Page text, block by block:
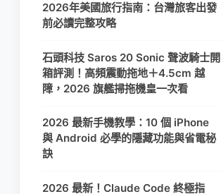
2026年美國旅行指南：台灣旅客出發
前必讀完整攻略
石頭科技 Saros 20 Sonic 聲波騎士開
箱評測！高頻震動拖地＋4.5cm 越
障，2026 旗艦掃拖機皇一次看
2026 最新手機教學：10 個 iPhone
與 Android 必學的隱藏功能與省電秘
訣
2026 最新！Claude Code 終極指